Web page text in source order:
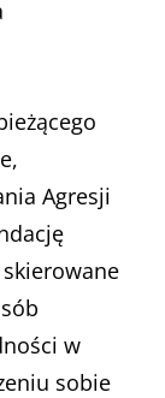
Agresji
w
sobie